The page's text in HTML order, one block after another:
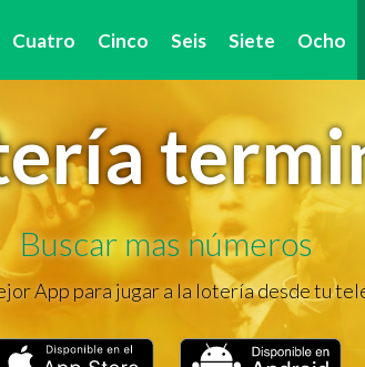
Cuatro Cinco Seis Siete Ocho
Buscar mas números
App para jugar a la lotería desde tu